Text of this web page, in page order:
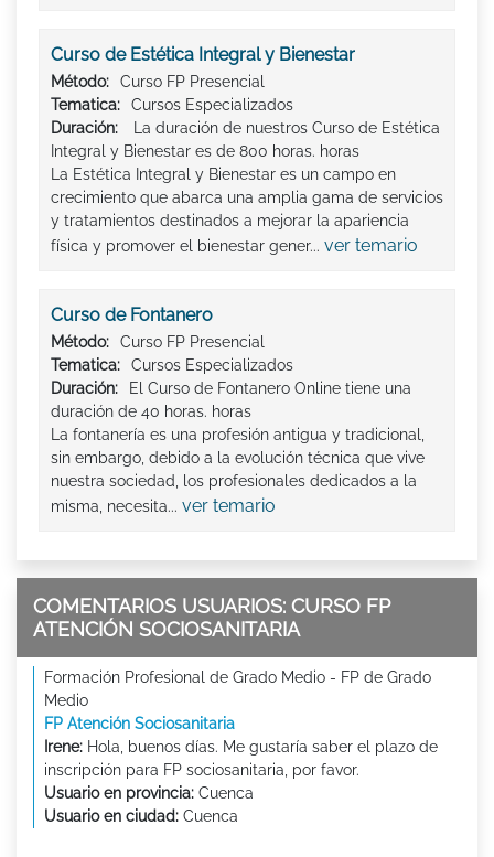
Curso de Estética Integral y Bienestar
Método:
Curso FP Presencial
Tematica:
Cursos Especializados
Duración:
La duración de nuestros Curso de Estética
Integral y Bienestar es de 800 horas. horas
La Estética Integral y Bienestar es un campo en
crecimiento que abarca una amplia gama de servicios
y tratamientos destinados a mejorar la apariencia
física y promover el bienestar gener... ver temario
Curso de Fontanero
Método:
Curso FP Presencial
Tematica:
Cursos Especializados
Duración:
El Curso de Fontanero Online tiene una
duración de 40 horas. horas
La fontanería es una profesión antigua y tradicional,
sin embargo, debido a la evolución técnica que vive
nuestra sociedad, los profesionales dedicados a la
misma, necesita... ver temario
COMENTARIOS USUARIOS: CURSO FP
ATENCIÓN SOCIOSANITARIA
Formación Profesional de Grado Medio - FP de Grado
Medio
FP Atención Sociosanitaria
Irene: Hola, buenos días. Me gustaría saber el plazo de
inscripción para FP sociosanitaria, por favor.
Usuario en provincia: Cuenca
Usuario en ciudad: Cuenca